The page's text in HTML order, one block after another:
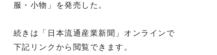
服・小物」を発売した。
続きは「日本流通産業新聞」オンラインで
下記リンクから閲覧できます。